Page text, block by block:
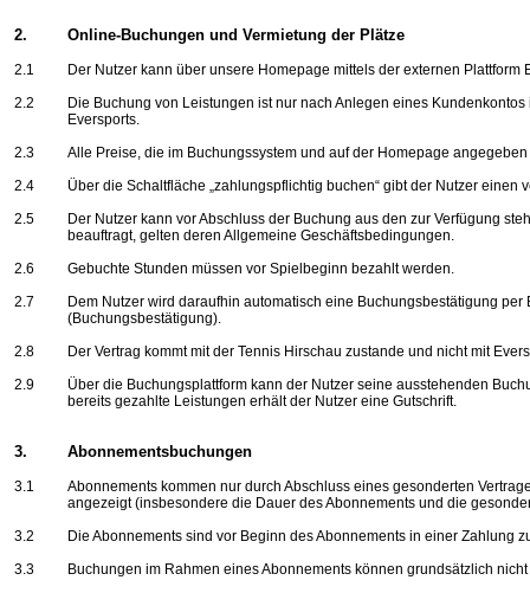
2. Online-Buchungen und Vermietung der Plätze
2.1 Der Nutzer kann über unsere Homepage mittels der externen Plattform
2.2
Die Buchung von Leistungen ist nur nach Anlegen eines
Eversports.
2.3
Alle Preise, die im Buchungssystem und auf der Homepage
2.4
Über die Schaltfläche „zahlungspflichtig buchen“ gibt der Nutzer
2.5
Der Nutzer kann vor Abschluss der Buchung aus den zur Verfügung
beauftragt, gelten deren Allgemeine Geschäftsbedingungen.
2.6
Gebuchte Stunden müssen vor Spielbeginn bezahlt werden.
2.7
Dem Nutzer wird daraufhin automatisch eine Buchungsbestätigung
(Buchungsbestätigung).
2.8
Der Vertrag kommt mit der Tennis Hirschau zustande und nicht mit
2.9
Über die Buchungsplattform kann der Nutzer seine ausstehenden
bereits gezahlte Leistungen erhält der Nutzer eine Gutschrift.
3. Abonnementsbuchungen
3.1
Abonnements kommen nur durch Abschluss eines gesonderten
angezeigt (insbesondere die Dauer des Abonnements und die
3.2
Die Abonnements sind vor Beginn des Abonnements in einer Zahlung
3.3
Buchungen im Rahmen eines Abonnements können grundsätzlich